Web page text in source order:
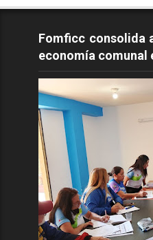
Fomficc consolida
economía comunal